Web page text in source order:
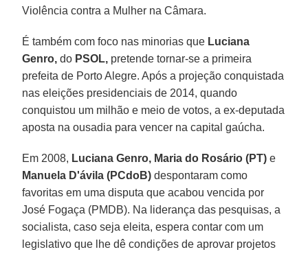
Violência contra a Mulher na Câmara.
É também com foco nas minorias que Luciana
Genro, do PSOL, pretende tornar-se a primeira
prefeita de Porto Alegre. Após a projeção conquistada
nas eleições presidenciais de 2014, quando
conquistou um milhão e meio de votos, a ex-deputada
aposta na ousadia para vencer na capital gaúcha.
Em 2008, Luciana Genro, Maria do Rosário (PT) e
Manuela D'ávila (PCdoB) despontaram como
favoritas em uma disputa que acabou vencida por
José Fogaça (PMDB). Na liderança das pesquisas, a
socialista, caso seja eleita, espera contar com um
legislativo que lhe dê condições de aprovar projetos